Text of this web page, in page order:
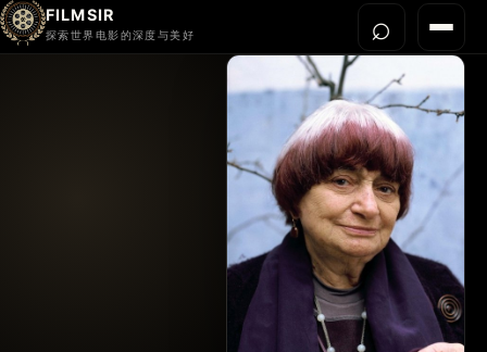
FILMSIR
探索世界电影的深度与美好 菜单
⌕打开